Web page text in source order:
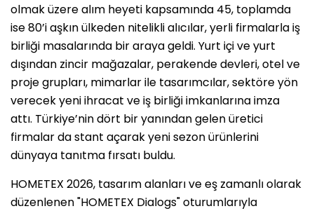
olmak üzere alım heyeti kapsamında 45, toplamda
ise 80’i aşkın ülkeden nitelikli alıcılar, yerli firmalarla iş
birliği masalarında bir araya geldi. Yurt içi ve yurt
dışından zincir mağazalar, perakende devleri, otel ve
proje grupları, mimarlar ile tasarımcılar, sektöre yön
verecek yeni ihracat ve iş birliği imkanlarına imza
attı. Türkiye’nin dört bir yanından gelen üretici
firmalar da stant açarak yeni sezon ürünlerini
dünyaya tanıtma fırsatı buldu.
HOMETEX 2026, tasarım alanları ve eş zamanlı olarak
düzenlenen "HOMETEX Dialogs" oturumlarıyla